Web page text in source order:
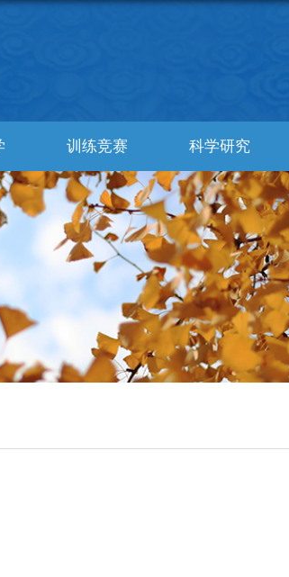
训练竞赛 科学研究